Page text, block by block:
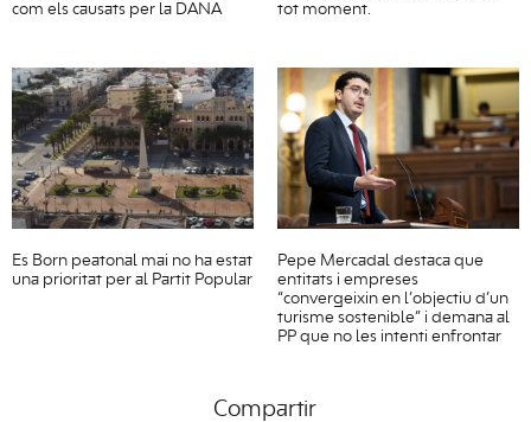
com els causats per la DANA
tot moment.
Es Born peatonal mai no ha estat
una prioritat per al Partit Popular
Pepe Mercadal destaca que
entitats i empreses
“convergeixin en l’objectiu d’un
turisme sostenible” i demana al
PP que no les intenti enfrontar
Compartir